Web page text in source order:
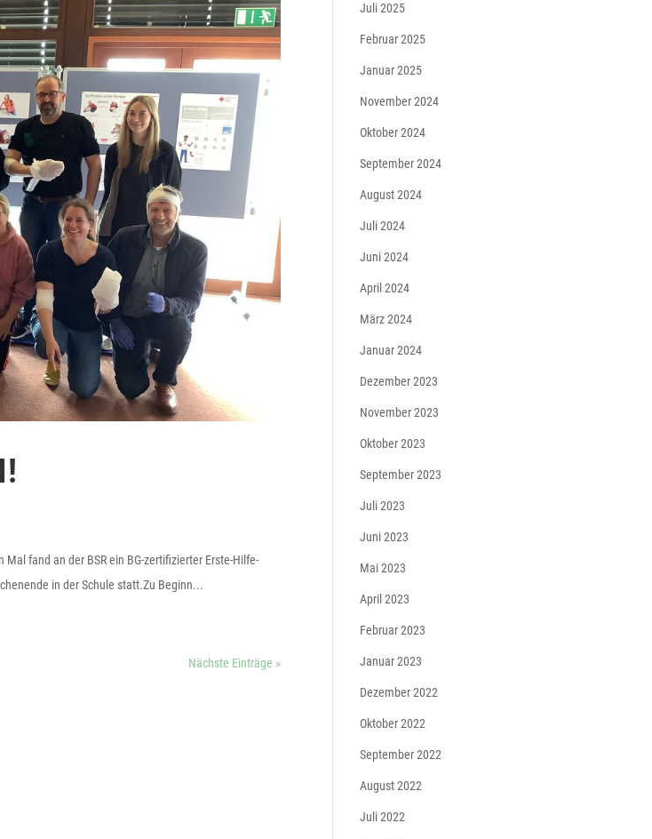
fand an der BSR ein BG-zertifizierter Erste-Hilfe-
in der Schule statt.Zu Beginn...
Nächste Einträge »
Juli 2025
Februar 2025
Januar 2025
November 2024
Oktober 2024
September 2024
August 2024
Juli 2024
Juni 2024
April 2024
März 2024
Januar 2024
Dezember 2023
November 2023
Oktober 2023
September 2023
Juli 2023
Juni 2023
Mai 2023
April 2023
Februar 2023
Januar 2023
Dezember 2022
Oktober 2022
September 2022
August 2022
Juli 2022